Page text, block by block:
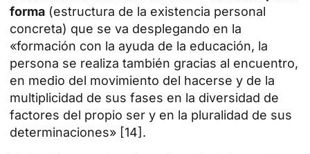
forma (estructura de la existencia personal
concreta) que se va desplegando en la
«formación con la ayuda de la educación, la
persona se realiza también gracias al encuentro,
en medio del movimiento del hacerse y de la
multiplicidad de sus fases en la diversidad de
factores del propio ser y en la pluralidad de sus
determinaciones» [14].